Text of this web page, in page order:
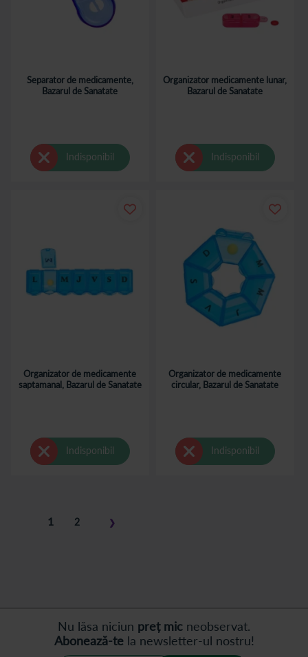
Separator de medicamente,
Bazarul de Sanatate
Indisponibil
Organizator medicamente lunar,
Bazarul de Sanatate
Indisponibil
Organizator de medicamente
saptamanal, Bazarul de Sanatate
Indisponibil
Organizator de medicamente
circular, Bazarul de Sanatate
Indisponibil
în
1 Pagina
2 ❯
Nu lăsa niciun preț mic neobservat.
Abonează-tela newsletter-ul nostru!